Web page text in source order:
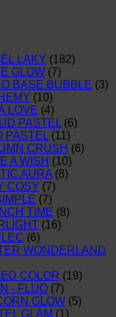
LAKY (182)
GLOW (7)
BASE BUBBLE (3)
(10)
LOVE (4)
PASTEL (6)
PASTEL (11)
CRUSH (6)
A WISH (10)
AURA (8)
COSY (7)
(7)
TIME (8)
(16)
(6)
WONDERLAND
COLOR (19)
- FLUO (7)
GLOW (5)
GLAM (1)